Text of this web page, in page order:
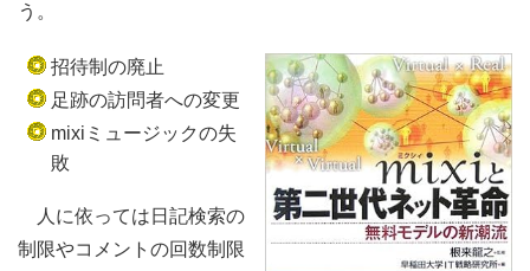
う。
招待制の廃止
足跡の訪問者への変更
mixiミュージックの失
敗
人に依っては日記検索の
制限やコメントの回数制限